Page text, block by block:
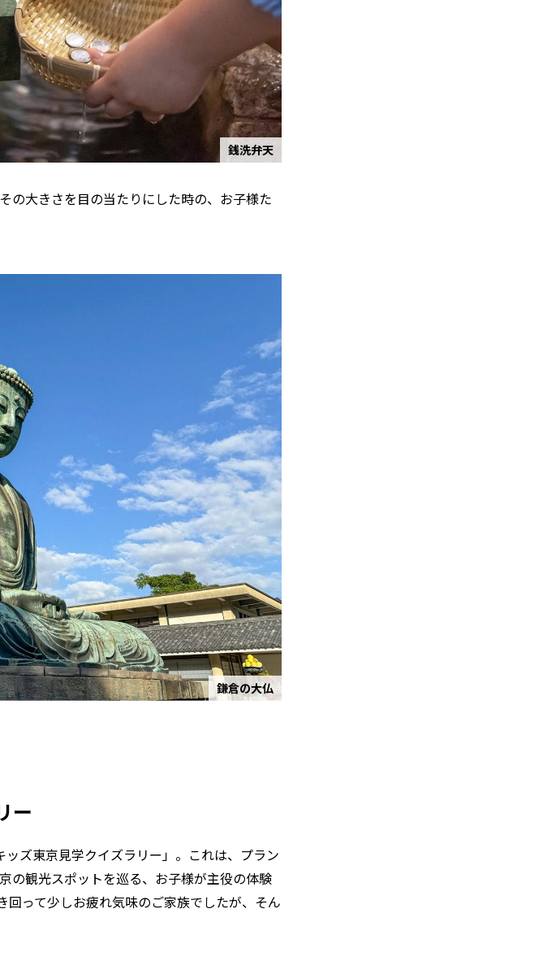
銭洗弁天
の大きさを目の当たりにした時の、お子様た
鎌倉の大仏
ー
ズ東京見学クイズラリー」。これは、プラン
の観光スポットを巡る、お子様が主役の体験
って少しお疲れ気味のご家族でしたが、そん